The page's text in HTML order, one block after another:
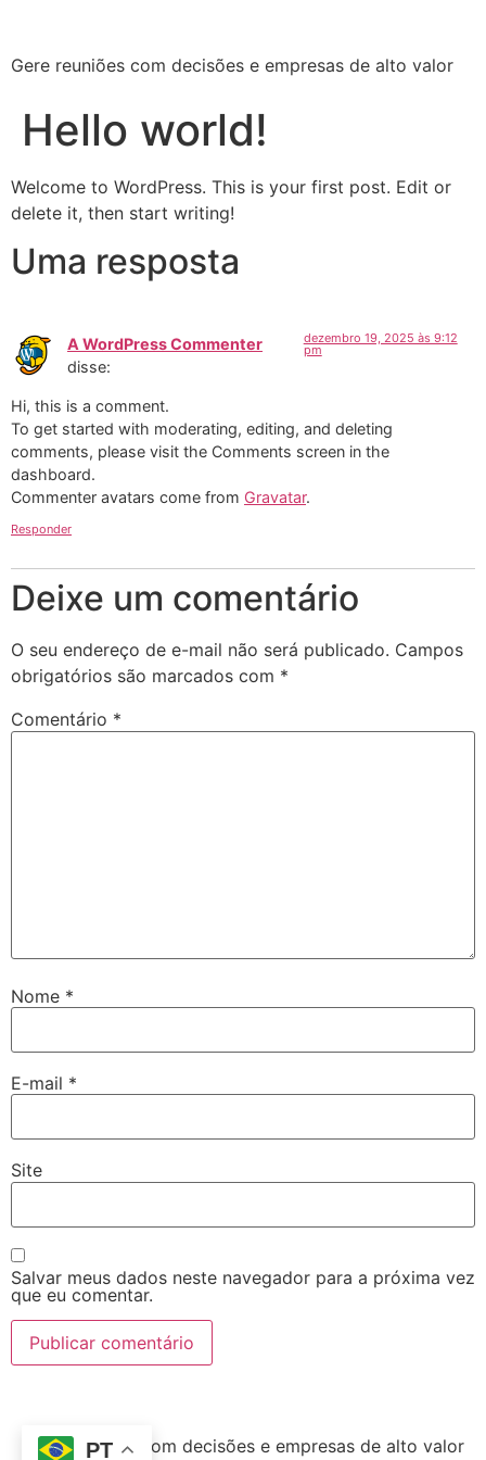
Gere reuniões com decisões e empresas de alto valor
Hello world!
Welcome to WordPress. This is your first post. Edit or
delete it, then start writing!
Uma resposta
A WordPress Commenter
disse:
dezembro 19, 2025 às 9:12
pm
Hi, this is a comment.
To get started with moderating, editing, and deleting
comments, please visit the Comments screen in the
dashboard.
Commenter avatars come from Gravatar.
Responder
Deixe um comentário
O seu endereço de e-mail não será publicado. Campos
obrigatórios são marcados com *
Comentário *
Nome *
E-mail *
Site
Salvar meus dados neste navegador para a próxima vez
que eu comentar.
Gere reuniões com decisões e empresas de alto valor
PT